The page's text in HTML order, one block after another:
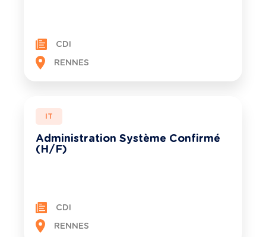
CDI
RENNES
IT
Administration Système Confirmé
(H/F)
CDI
RENNES